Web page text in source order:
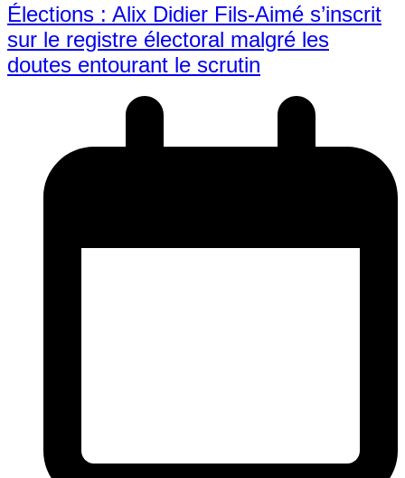
Élections : Alix Didier Fils-Aimé s’inscrit
sur le registre électoral malgré les
doutes entourant le scrutin